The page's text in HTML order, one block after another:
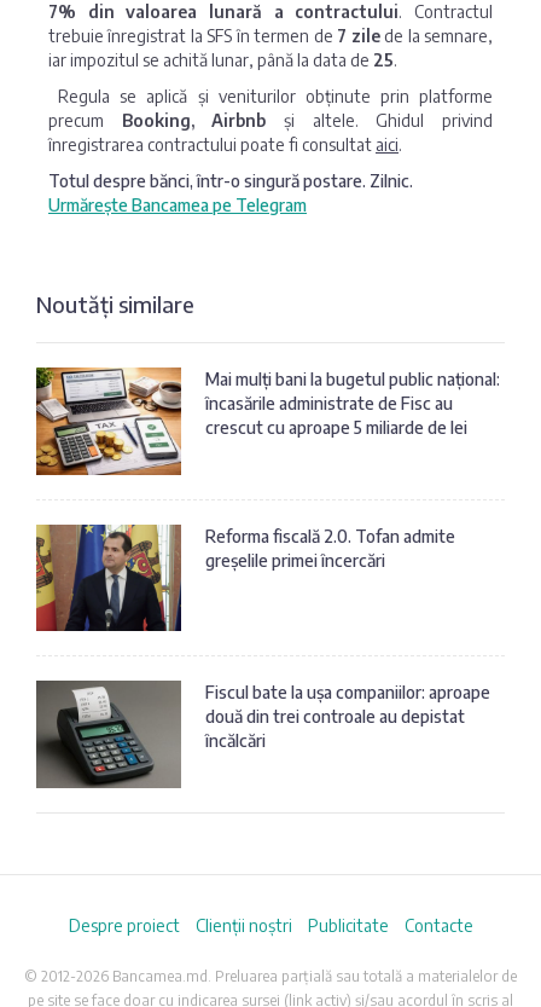
7% din valoarea lunară a contractului. Contractul
trebuie înregistrat la SFS în termen de 7 zilede la semnare,
iar impozitul se achită lunar, până la data de 25.
Regula se aplică și veniturilor obținute prin platforme
precum Booking, Airbnb și altele. Ghidul privind
înregistrarea contractului poate fi consultat aici.
Totul despre bănci, într-o singură postare. Zilnic.
Urmărește Bancamea pe Telegram
Noutăți similare
Mai mulți bani la bugetul public național:
încasările administrate de Fisc au
crescut cu aproape 5 miliarde de lei
Reforma fiscală 2.0. Tofan admite
greșelile primei încercări
Fiscul bate la ușa companiilor: aproape
două din trei controale au depistat
încălcări
Despre proiect Clienții noștri Publicitate Contacte
© 2012-2026 Bancamea.md. Preluarea parțială sau totală a materialelor de
pe site se face doar cu indicarea sursei (link activ) și/sau acordul în scris al